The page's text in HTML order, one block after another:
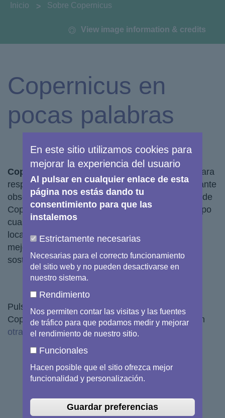
You are here:
Inicio Sobre Copernicus
View image information & credits
Copernicus en
pocas palabras
Copernicus
se ha concebido específicamente para
responder a los requisitos de los usuarios. Mediante
observaciones in situ y por satélite, los servicios de
Copernicus proporcionan datos globales en tiempo
cuasirreal, también aplicables a necesidades
locales y regionales, que nos permiten entender
mejor nuestro planeta y gestionar de forma
sostenible el medio ambiente en que vivimos.
Pulsa en la imagen para descargar el folleto de
Copernicus en inglés (también está disponible en
otras lenguas).
En este sitio utilizamos cookies para
mejorar la experiencia del usuario
Al pulsar en cualquier enlace de esta
página nos estás dando tu
consentimiento para que las
instalemos
Estrictamente necesarias
Necesarias para el correcto funcionamiento
del sitio web y no pueden desactivarse en
nuestro sistema.
Rendimiento
Nos permiten contar las visitas y las fuentes
de tráfico para que podamos medir y mejorar
el rendimiento de nuestro sitio.
Funcionales
Hacen posible que el sitio ofrezca mejor
funcionalidad y personalización.
Guardar preferencias